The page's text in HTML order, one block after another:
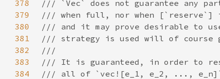
378
379
380
381
382
383
384